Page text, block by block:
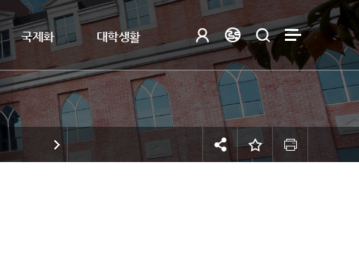
국제화 대학생활